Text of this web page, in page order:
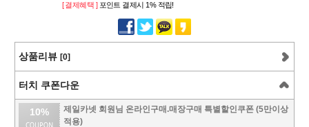
[ 결제혜택 ] 포인트 결제시 1% 적립!
상품리뷰 [0]
터치 쿠폰다운
10%
제일카넷 회원님 온라인구매.매장구매 특별할인쿠폰 (5만이상
적용)